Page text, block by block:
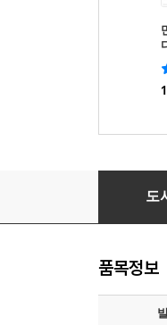
동물들의
도
품목정보